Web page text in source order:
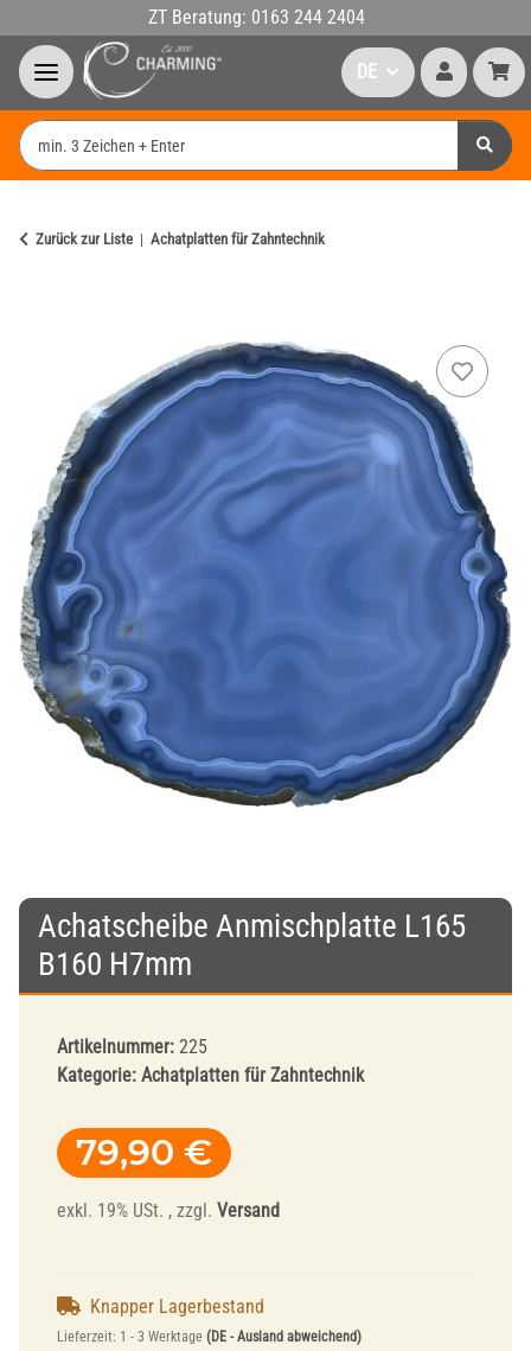
ZT Beratung: 0163 244 2404
DE
Zurück zur Liste Achatplatten für Zahntechnik
Achatscheibe Anmischplatte L165
B160 H7mm
Artikelnummer: 225
Kategorie: Achatplatten für Zahntechnik
79,90 €
exkl. 19% USt. , zzgl. Versand
Knapper Lagerbestand
Lieferzeit: 1 - 3 Werktage (DE - Ausland abweichend)